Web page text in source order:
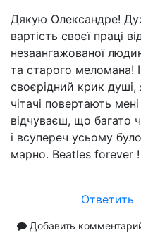
Дякую Олександре!
вартість своєї праці
незаангажованої
та старого меломана!
своєрідний крик
чітачі повертають
відчуваєш, що багато
і всупереч усьому
марно. Beatles forever !
Ответить
Добавить